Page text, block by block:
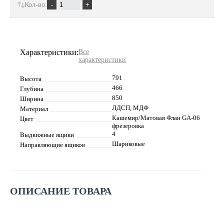
Характеристики:Все
характеристики
Высота
791
Глубина
466
Ширина
850
Материал
ЛДСП, МДФ
Цвет
Кашемир/Матовая Флан GA-06
фрезеровка
Выдвижные ящики
4
Направляющие ящиков
Шариковые
ОПИСАНИЕ ТОВАРА
Кол-во: